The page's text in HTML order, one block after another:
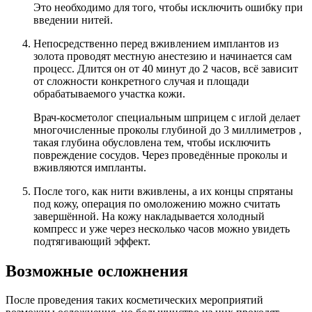
Это необходимо для того, чтобы исключить ошибку при
введении нитей.
Непосредственно перед вживлением имплантов из
золота проводят местную анестезию и начинается сам
процесс. Длится он от 40 минут до 2 часов, всё зависит
от сложности конкретного случая и площади
обрабатываемого участка кожи.
Врач-косметолог специальным шприцем с иглой делает
многочисленные проколы глубиной до 3 миллиметров ,
такая глубина обусловлена тем, чтобы исключить
повреждение сосудов. Через проведённые проколы и
вживляются импланты.
После того, как нити вживлены, а их концы спрятаны
под кожу, операция по омоложению можно считать
завершённой. На кожу накладывается холодный
компресс и уже через несколько часов можно увидеть
подтягивающий эффект.
Возможные осложнения
После проведения таких косметических мероприятий